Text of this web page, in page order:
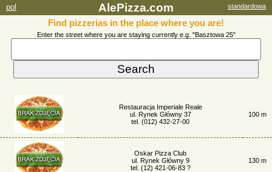
pol AlePizza.com standardowa
Find pizzerias in the place where you are!
Enter the street where you are staying currently e.g. "Basztowa 25"
Restauracja Imperiale Reale
ul. Rynek Główny 37
tel. (012) 432-27-00
100 m
Oskar Pizza Club
ul. Rynek Główny 9
tel. (12) 421-06-83 ?
130 m